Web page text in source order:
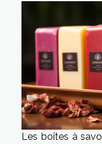
Les boîtes à